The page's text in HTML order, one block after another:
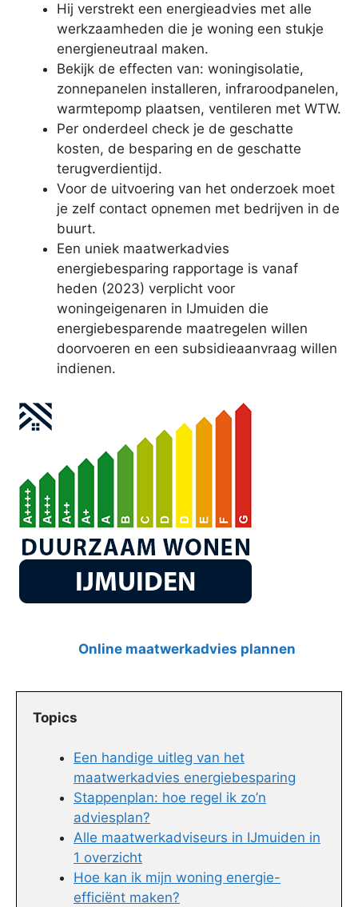
Hij verstrekt een energieadvies met alle
werkzaamheden die je woning een stukje
energieneutraal maken.
Bekijk de effecten van: woningisolatie,
zonnepanelen installeren, infraroodpanelen,
warmtepomp plaatsen, ventileren met WTW.
Per onderdeel check je de geschatte
kosten, de besparing en de geschatte
terugverdientijd.
Voor de uitvoering van het onderzoek moet
je zelf contact opnemen met bedrijven in de
buurt.
Een uniek maatwerkadvies
energiebesparing rapportage is vanaf
heden (2023) verplicht voor
woningeigenaren in IJmuiden die
energiebesparende maatregelen willen
doorvoeren en een subsidieaanvraag willen
indienen.
Online maatwerkadvies plannen
Topics
Een handige uitleg van het
maatwerkadvies energiebesparing
Stappenplan: hoe regel ik zo’n
adviesplan?
Alle maatwerkadviseurs in IJmuiden in
1 overzicht
Hoe kan ik mijn woning energie-
efficiënt maken?